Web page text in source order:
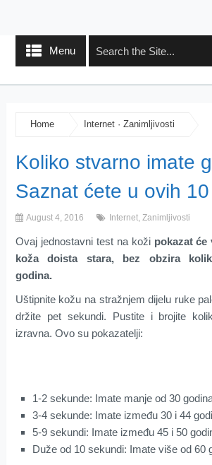
Menu
Home Internet· Zanimljivosti
Koliko stvarno imate
Saznat ćete u ovih
August 4, 2016 Internet, Zanimljivosti
Ovaj jednostavni test na koži pokazat će
koža doista stara, bez obzira
godina.
Uštipnite kožu na stražnjem dijelu ruke
držite pet sekundi. Pustite i brojite
izravna. Ovo su pokazatelji:
1-2 sekunde: Imate manje od 30
3-4 sekunde: Imate između 30 i 44
5-9 sekundi: Imate između 45 i 50
Duže od 10 sekundi: Imate više od 60